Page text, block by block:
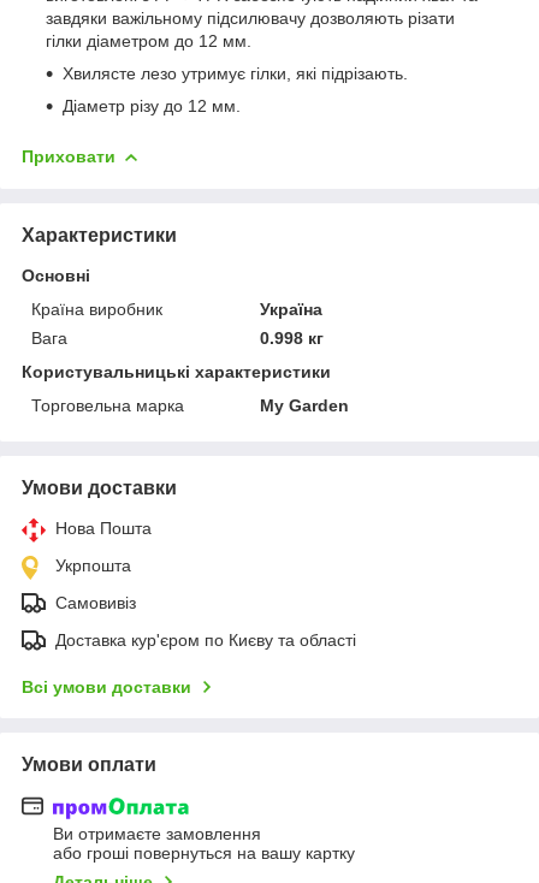
завдяки важільному підсилювачу дозволяють різати
гілки діаметром до 12 мм.
Хвилясте лезо утримує гілки, які підрізають.
Діаметр різу до 12 мм.
Приховати
Характеристики
Основні
Країна виробник
Україна
Вага
0.998 кг
Користувальницькі характеристики
Торговельна марка
My Garden
Умови доставки
Нова Пошта
Укрпошта
Самовивіз
Доставка кур'єром по Києву та області
Всі умови доставки
Умови оплати
Ви отримаєте замовлення
або гроші повернуться на вашу картку